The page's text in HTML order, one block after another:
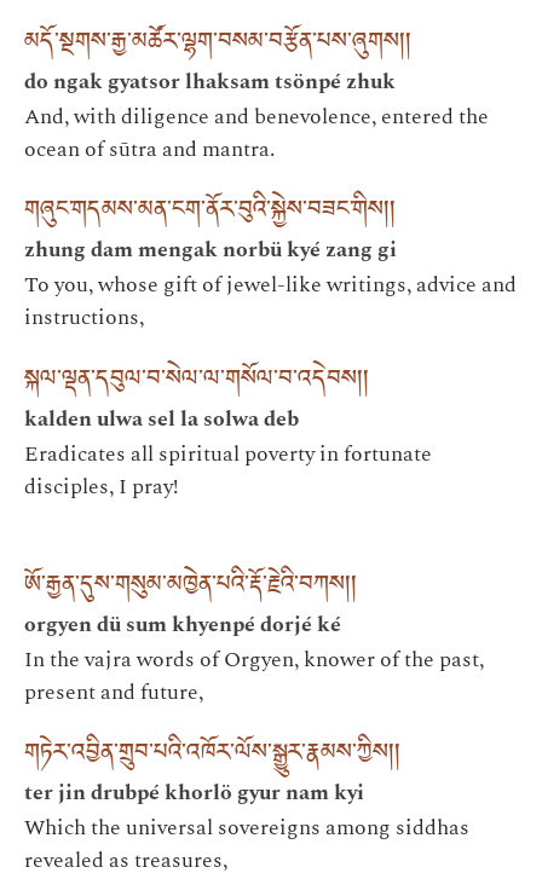
མདོ་སྔགས་རྒྱ་མཚོར་ལྷག་བསམ་བརྩོན་པས་ཞུགས། །
do ngak gyatsor lhaksam tsönpé zhuk
And, with diligence and benevolence, entered the
ocean of sūtra and mantra.
གཞུང་གདམས་མན་ངག་ནོར་བུའི་སྐྱེས་བཟང་གིས། །
zhung dam mengak norbü kyé zang gi
To you, whose gift of jewel-like writings, advice and
instructions,
སྐལ་ལྡན་དབུལ་བ་སེལ་ལ་གསོལ་བ་འདེབས། །
kalden ulwa sel la solwa deb
Eradicates all spiritual poverty in fortunate
disciples, I pray!
ཨོ་རྒྱན་དུས་གསུམ་མཁྱེན་པའི་རྡོ་རྗེའི་བཀས། །
orgyen dü sum khyenpé dorjé ké
In the vajra words of Orgyen, knower of the past,
present and future,
གཏེར་འབྱིན་གྲུབ་པའི་འཁོར་ལོས་སྒྱུར་རྣམས་ཀྱིས། །
ter jin drubpé khorlö gyur nam kyi
Which the universal sovereigns among siddhas
revealed as treasures,